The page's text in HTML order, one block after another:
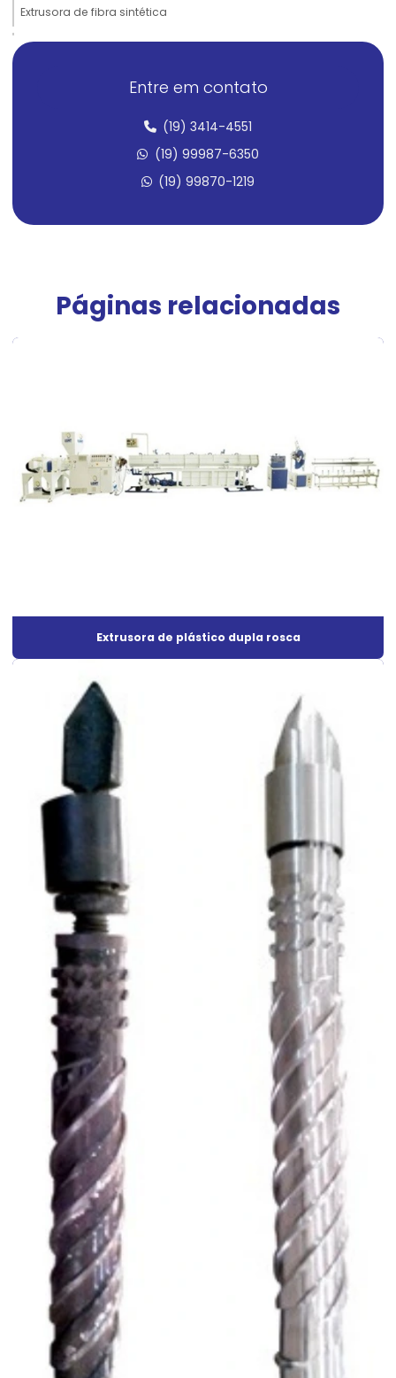
Extrusora de fibra sintética
Extrusora de filamento para impressora 3d
Extrusora para forro de pvc
Extrusora para mangueira corrugada
Extrusora de perfil plástico
Extrusora de plástico dupla rosca
Extrusora para plástico pet
Extrusora de plástico pp
Extrusora de plástico para tubos
Extrusora quanto custa
Extrusora de reciclagem de plástico
Extrusora de sifão
Extrusora sopradora
Extrusora para tubetes
Extrusora de tubo corrugado
Extrusora de tubos
Extrusora tubos de pvc
Extrusora a venda
Fabrica de extrusora de plástico
Fabricante de máquinas extrusoras
Linha de granulação
Linha para reciclagem de plástico
Máquina de extrusão
Máquina de extrusão de plástico
Máquina extrusora de filamento
Máquina extrusora de plástico
Máquina extrusora de plástico preço
Máquina extrusora de plástico PVC
Máquina extrusora de plástico reciclado
Entre em contato
(19) 3414-4551
(19) 99987-6350
(19) 99870-1219
Páginas relacionadas
Extrusora de plástico dupla rosca